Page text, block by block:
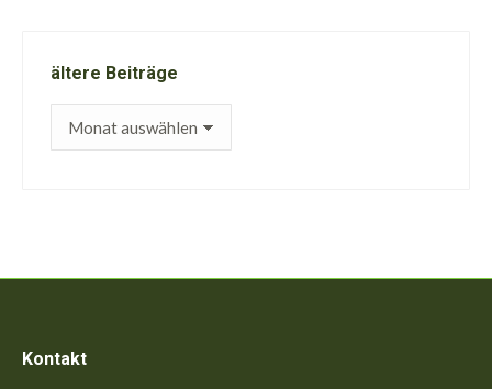
ältere Beiträge
ältere
Kontakt